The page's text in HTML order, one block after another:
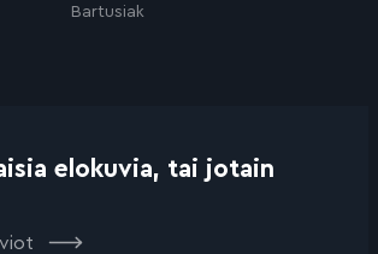
Bartusiak
elokuvia, tai jotain